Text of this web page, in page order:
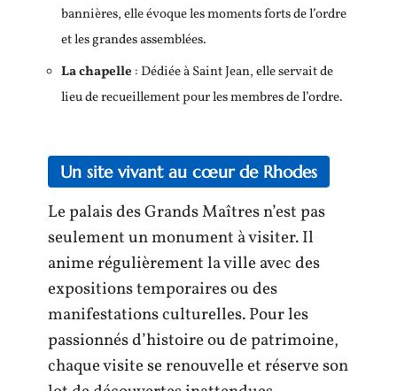
bannières, elle évoque les moments forts de l’ordre
et les grandes assemblées.
La chapelle : Dédiée à Saint Jean, elle servait de
lieu de recueillement pour les membres de l’ordre.
Un site vivant au cœur de Rhodes
Le palais des Grands Maîtres n’est pas
seulement un monument à visiter. Il
anime régulièrement la ville avec des
expositions temporaires ou des
manifestations culturelles. Pour les
passionnés d’histoire ou de patrimoine,
chaque visite se renouvelle et réserve son